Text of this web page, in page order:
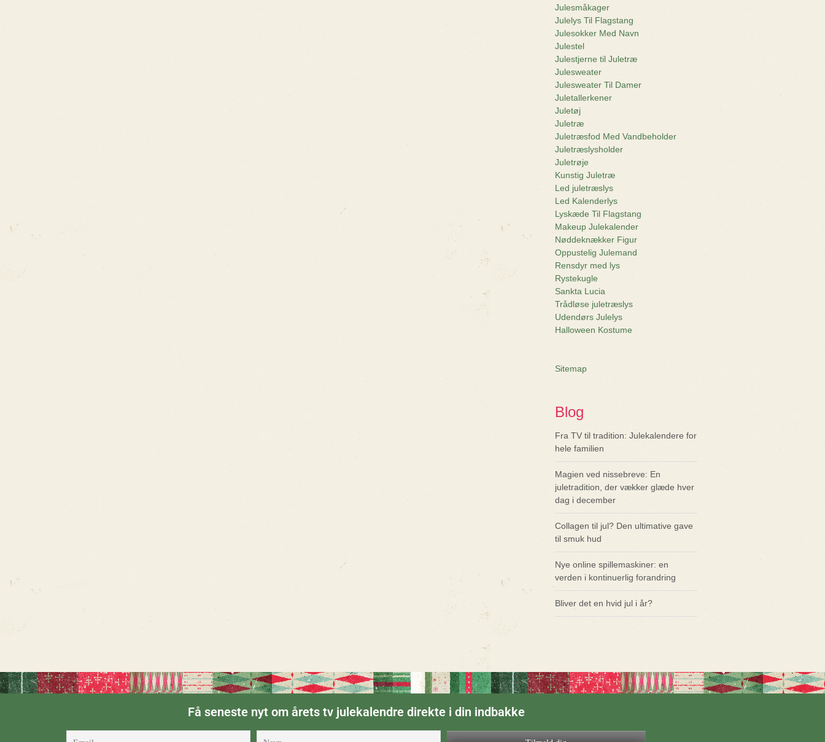
Julesmåkager
Julelys Til Flagstang
Julesokker Med Navn
Julestel
Julestjerne til Juletræ
Julesweater
Julesweater Til Damer
Juletallerkener
Juletøj
Juletræ
Juletræsfod Med Vandbeholder
Juletræslysholder
Juletrøje
Kunstig Juletræ
Led juletræslys
Led Kalenderlys
Lyskæde Til Flagstang
Makeup Julekalender
Nøddeknækker Figur
Oppustelig Julemand
Rensdyr med lys
Rystekugle
Sankta Lucia
Trådløse juletræslys
Udendørs Julelys
Halloween Kostume
Sitemap
Blog
Fra TV til tradition: Julekalendere for
hele familien
Magien ved nissebreve: En
juletradition, der vækker glæde hver
dag i december
Collagen til jul? Den ultimative gave
til smuk hud
Nye online spillemaskiner: en
verden i kontinuerlig forandring
Bliver det en hvid jul i år?
Få seneste nyt om årets tv julekalendre direkte i din indbakke